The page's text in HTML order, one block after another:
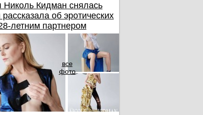
Николь Кидман снялась
об эротических
летним партнером
все
фото